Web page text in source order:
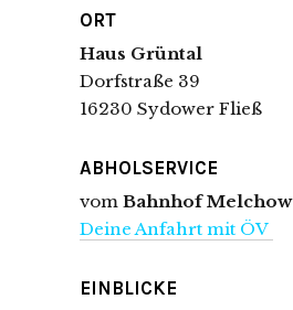
ORT
Haus Grüntal
Dorfstraße 39
16230 Sydower Fließ
ABHOLSERVICE
vom Bahnhof Melchow
Deine Anfahrt mit ÖV
EINBLICKE